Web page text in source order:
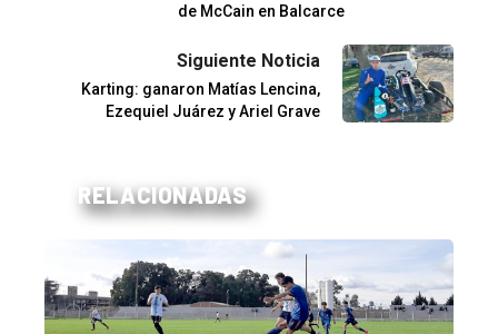
de McCain en Balcarce
Siguiente Noticia
Karting: ganaron Matías Lencina,
Ezequiel Juárez y Ariel Grave
RELACIONADAS